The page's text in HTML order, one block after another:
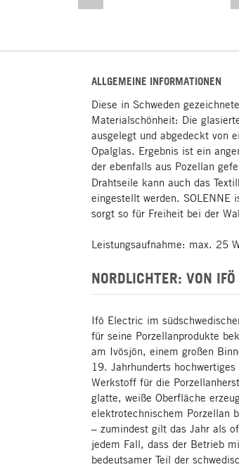
ALLGEMEINE INFORMATIONEN
Diese in Schweden
Materialschönheit: Die
ausgelegt und abgedeckt von
Opalglas. Ergebnis ist ein
der ebenfalls aus Pozellan
Drahtseile kann auch das
eingestellt werden. SOLENNE
sorgt so für Freiheit bei der
Leistungsaufnahme: max. 25
NORDLICHTER: VON
Ifö Electric im
für seine Porzellanprodukte
am Ivösjön, einem großen
19. Jahrhunderts
Werkstoff für die
glatte, weiße Oberfläche
elektrotechnischem Porzellan
– zumindest gilt das Jahr als
jedem Fall, dass der Betrieb
bedeutsamer Teil der